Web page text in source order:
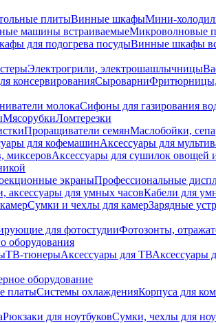
плитыВинные шкафыМини-
машины встраиваемыеМикроволновые
для подогрева посудыВинные шкафы
Электрогрили, электрошашлычницы
консервированияСыроварни
молокаСифоны для газирования
МясорубкиЛомтерезки
Проращиватели семянМаслобойки,
для кофемашинАксессуары для
миксеровАксессуары для сушилок овощей
экраныПрофессиональные
аксессуары для умных часовКабели для
Сумки и чехлы для камерЗарядные
для фотостудииФотозонты,
оборудования
ТВ-тюнерыАксессуары для ТВАксессуары
оборудование
платыСистемы охлажденияКорпуса для
Рюкзаки для ноутбуковСумки, чехлы для